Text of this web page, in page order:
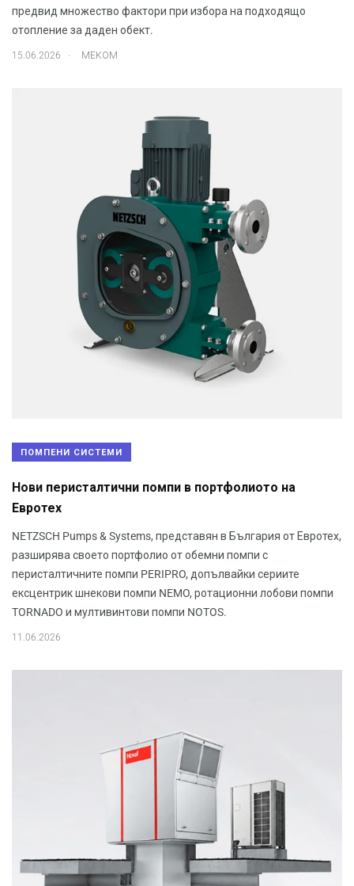
предвид множество фактори при избора на подходящо
отопление за даден обект.
15.06.2026 . МЕКОМ
ПОМПЕНИ СИСТЕМИ
Нови перисталтични помпи в портфолиото на
Евротех
NETZSCH Pumps & Systems, представян в България от Евротех,
разширява своето портфолио от обемни помпи с
перисталтичните помпи PERIPRO, допълвайки сериите
ексцентрик шнекови помпи NEMO, ротационни лобови помпи
TORNADO и мултивинтови помпи NOTOS.
11.06.2026